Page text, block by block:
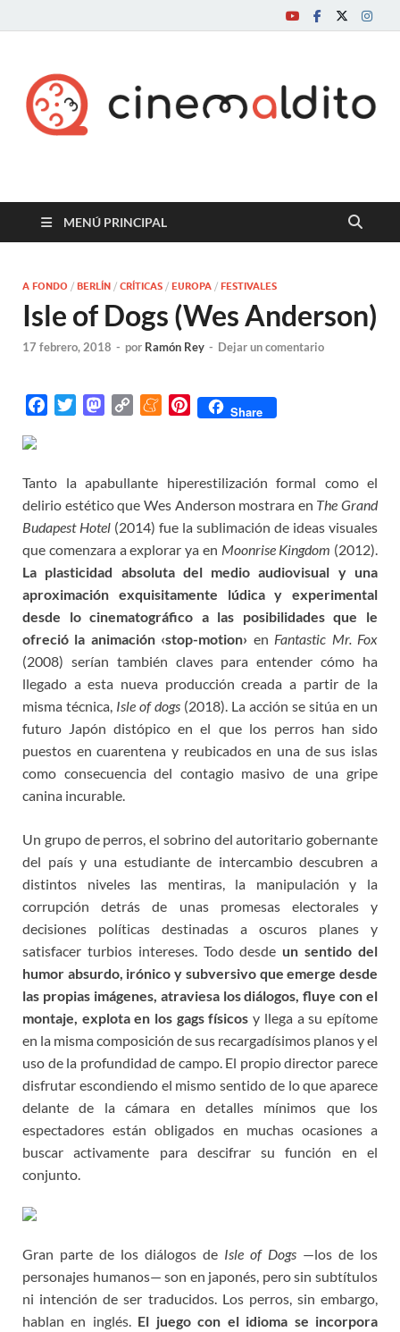
Cine maldito
MENÚ PRINCIPAL
A FONDO / BERLÍN / CRÍTICAS / EUROPA / FESTIVALES
Isle of Dogs (Wes Anderson)
17 febrero, 2018 - por Ramón Rey - Dejar un comentario
b
o
o
k
t
e
r
M
o
d
o
n
L
i
n
k
M
a
m
e
P
e
r
e
s
t
Share
Tanto la apabullante hiperestilización formal como el
delirio estético que Wes Anderson mostrara en The Grand
Budapest Hotel (2014) fue la sublimación de ideas visuales
que comenzara a explorar ya en Moonrise Kingdom (2012).
La plasticidad absoluta del medio audiovisual y una
aproximación exquisitamente lúdica y experimental
desde lo cinematográfico alas posibilidades que le
ofreció la animación ‹stop-motion› en Fantastic Mr. Fox
(2008) serían también claves para entender cómo ha
llegado a esta nueva producción creada a partir de la
misma técnica, Isle of dogs (2018). La acción se sitúa en un
futuro Japón distópico en el que los perros han sido
puestos en cuarentena y reubicados en una de sus islas
como consecuencia del contagio masivo de una gripe
canina incurable.
Un grupo de perros, el sobrino del autoritario gobernante
del país y una estudiante de intercambio descubren a
distintos niveles las mentiras, la manipulación y la
corrupción detrás de unas promesas electorales y
decisiones políticas destinadas a oscuros planes y
satisfacer turbios intereses. Todo desde un sentido del
humor absurdo, irónico y subversivo que emerge desde
las propias imágenes, atraviesa los diálogos, fluye con el
montaje, explota en los gags físicos y llega a su epítome
en la misma composición de sus recargadísimos planos y el
uso de la profundidad de campo. El propio director parece
disfrutar escondiendo el mismo sentido de lo que aparece
delante de la cámara en detalles mínimos que los
espectadores están obligados en muchas ocasiones a
buscar activamente para descifrar su función en el
conjunto.
Gran parte de los diálogos de Isle of Dogs —los de los
personajes humanos— son en japonés, pero sin subtítulos
ni intención de ser traducidos. Los perros, sin embargo,
hablan en inglés. El juego con el idioma se incorpora